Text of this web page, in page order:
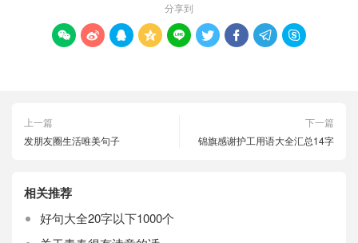
分享到
        
上一篇
发朋友圈生活唯美句子
下一篇
锦旗感谢护工用语大全汇总14字
相关推荐
好句大全20字以下1000个